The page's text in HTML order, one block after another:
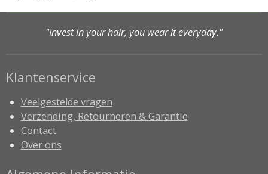
"Invest in your hair, you wear it everyday."
Klantenservice
Veelgestelde vragen
Verzending, Retourneren & Garantie
Contact
Over ons